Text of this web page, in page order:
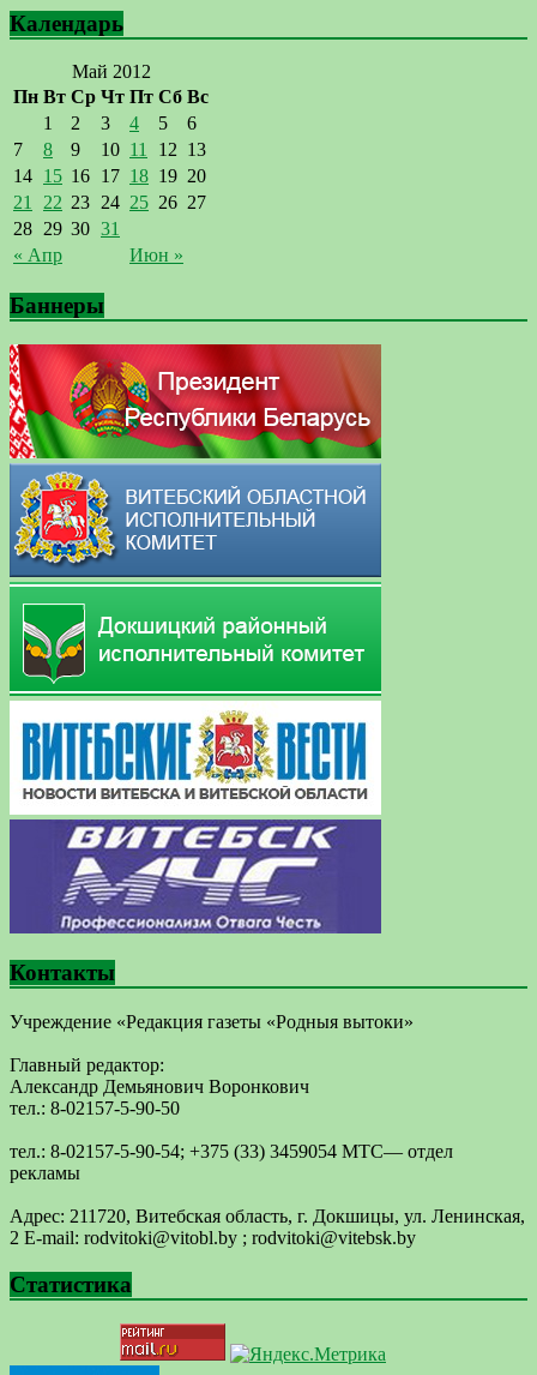
Календарь
Май 2012
Пн Вт Ср Чт Пт Сб Вс
« Апр Июн »
1 2 3 4 5
6
7
8 9 10 11 12 13
14 15 16 17 18 19 20
21
22 23 24 25 26 27
28 29 30 31
Баннеры
Контакты
Учреждение «Редакция газеты «Родныя вытоки»
Главный редактор:
Александр Демьянович Воронкович
тел.: 8-02157-5-90-50
тел.: 8-02157-5-90-54; +375 (33) 3459054 МТС— отдел
рекламы
Адрес: 211720, Витебская область, г. Докшицы, ул. Ленинская,
2 E-mail: ​rodvitoki@​​vitobl​.by ; rodvitoki@vitebsk.by
Статистика